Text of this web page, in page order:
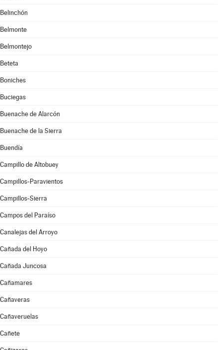
Belinchón
Belmonte
Belmontejo
Beteta
Boniches
Buciegas
Buenache de Alarcón
Buenache de la Sierra
Buendía
Campillo de Altobuey
Campillos-Paravientos
Campillos-Sierra
Campos del Paraíso
Canalejas del Arroyo
Cañada del Hoyo
Cañada Juncosa
Cañamares
Cañaveras
Cañaveruelas
Cañete